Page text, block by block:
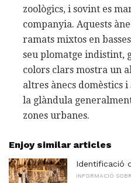
zoològics, i sovint es
companyia. Aquests
ramats mixtos en
seu plomatge indistint,
colors clars mostra un
altres ànecs domèstics
la glàndula
zones urbanes.
Enjoy similar articles
Identificació
INFORMACIÓ